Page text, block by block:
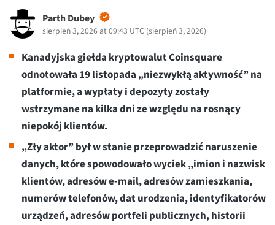
Parth Dubey
sierpień 3, 2026 at 09:43 UTC (sierpień 3, 2026)
Kanadyjska giełda kryptowalut Coinsquare
odnotowała 19 listopada „niezwykłą aktywność” na
platformie, a wypłaty i depozyty zostały
wstrzymane na kilka dni ze względu na rosnący
niepokój klientów.
„Zły aktor” był w stanie przeprowadzić naruszenie
danych, które spowodowało wyciek „imion i nazwisk
klientów, adresów e-mail, adresów zamieszkania,
numerów telefonów, dat urodzenia, identyfikatorów
urządzeń, adresów portfeli publicznych, historii